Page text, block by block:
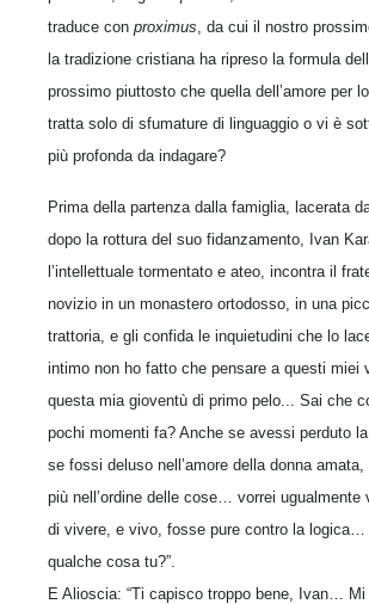
traduce con proximus , da cui il nostro
la tradizione cristiana ha ripreso la formula
prossimo piuttosto che quella dell’amore per
tratta solo di sfumature di linguaggio o vi è
più profonda da indagare?
Prima della partenza dalla famiglia, lacerata
dopo la rottura del suo fidanzamento, Ivan
l’intellettuale tormentato e ateo, incontra il
novizio in un monastero ortodosso, in una
trattoria, e gli confida le inquietudini che lo
intimo non ho fatto che pensare a questi miei
questa mia gioventù di primo pelo... Sai che
pochi momenti fa? Anche se avessi perduto
se fossi deluso nell’amore della donna
più nell’ordine delle cose… vorrei ugualmente
di vivere, e vivo, fosse pure contro la logica…
qualche cosa tu?”.
E Alioscia: “Ti capisco troppo bene, Ivan…